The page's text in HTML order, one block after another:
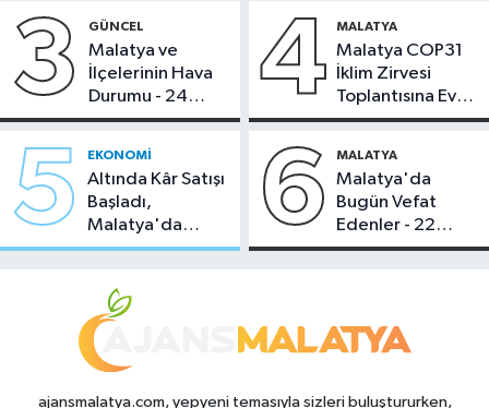
3 GÜNCEL
Malatya ve
İlçelerinin Hava
Durumu - 24
Temmuz 2026
4 MALATYA
Malatya COP31
İklim Zirvesi
Toplantısına Ev
Sahipliği Yaptı
5 EKONOMI
Altında Kâr Satışı
Başladı,
Malatya'da
Makas Ne
6 MALATYA
Malatya'da
Bugün Vefat
Edenler - 22
Temmuz 2026
ajansmalatya.com, yepyeni temasıyla sizleri buluştururken,